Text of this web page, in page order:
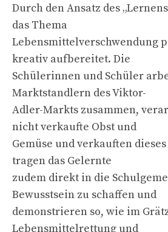
Durch den Ansatz des
das Thema
Lebensmittelverschwendung
kreativ aufbereitet. Die
Schülerinnen und Schüler
Marktstandlern des Viktor-
Adler-Markts zusammen,
nicht verkaufte Obst und
Gemüse und verkauften
tragen das Gelernte
zudem direkt in die
Bewusstsein zu schaffen und
demonstrieren so, wie im
Lebensmittelrettung und